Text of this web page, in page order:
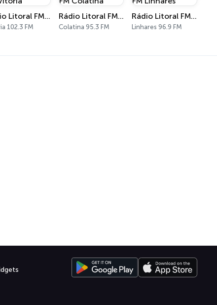
Rádio Litoral FM Vitória
102.3 FM
Rádio Litoral FM Colatina
Colatina 95.3 FM
Rádio Litoral FM Linhares
Linhares 96.9 FM